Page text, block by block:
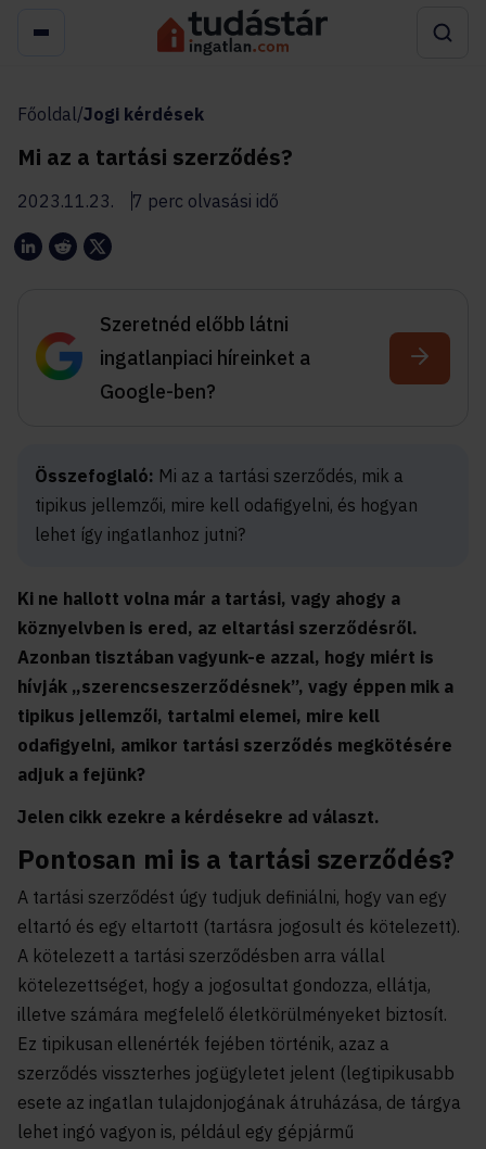
Főoldal/Jogi kérdések
Mi az a tartási szerződés?
2023.11.23. 7 perc olvasási idő
Szeretnéd előbb látni
ingatlanpiaci híreinket a
Google-ben?
Összefoglaló: Mi az a tartási szerződés, mik a
tipikus jellemzői, mire kell odafigyelni, és hogyan
lehet így ingatlanhoz jutni?
Ki ne hallott volna már a tartási, vagy ahogy a
köznyelvben is ered, az eltartási szerződésről.
Azonban tisztában vagyunk-e azzal, hogy miért is
hívják „szerencseszerződésnek”, vagy éppen mik a
tipikus jellemzői, tartalmi elemei, mire kell
odafigyelni, amikor tartási szerződés megkötésére
adjuk a fejünk?
Jelen cikk ezekre a kérdésekre ad választ.
Pontosan mi is a tartási szerződés?
A tartási szerződést úgy tudjuk definiálni, hogy van egy
eltartó és egy eltartott (tartásra jogosult és kötelezett).
A kötelezett a tartási szerződésben arra vállal
kötelezettséget, hogy a jogosultat gondozza, ellátja,
illetve számára megfelelő életkörülményeket biztosít.
Ez tipikusan ellenérték fejében történik, azaz a
szerződés visszterhes jogügyletet jelent (legtipikusabb
esete az ingatlan tulajdonjogának átruházása, de tárgya
lehet ingó vagyon is, például egy gépjármű